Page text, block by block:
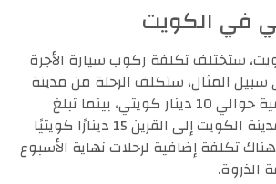
في الكويت
ستختلف تكلفة ركوب سيارة الأجرة
المثال، ستكلف الرحلة من مدينة
الكويت إلى السالمية حوالي 10 دينار كويتي، بينما تبلغ
تكلفة الرحلة من مدينة الكويت إلى القرين 15 دينارًا كويتيًا
تكلفة إضافية لرحلات نهاية الأسبوع
الذروة.